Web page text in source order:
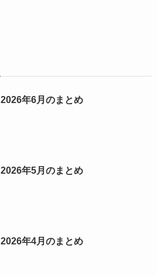
2026年6月のまとめ
2026年5月のまとめ
2026年4月のまとめ